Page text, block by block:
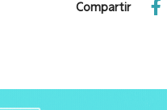
Compartir